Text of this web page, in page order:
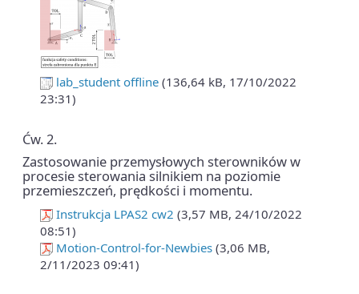
lab_student offline (136,64 kB, 17/10/2022
23:31)
Ćw. 2.
Zastosowanie przemysłowych sterowników w
procesie sterowania silnikiem na poziomie
przemieszczeń, prędkości i momentu.
Instrukcja LPAS2 cw2 (3,57 MB, 24/10/2022
08:51)
Motion-Control-for-Newbies (3,06 MB,
2/11/2023 09:41)